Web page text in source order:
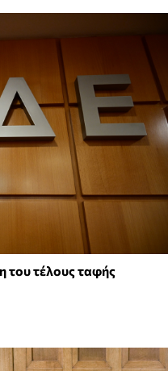
του τέλους ταφής